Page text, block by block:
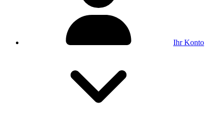
Ihr Konto